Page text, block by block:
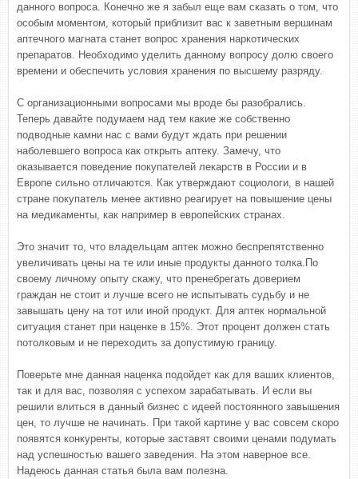
данного вопроса. Конечно же я забыл еще вам сказать о том, что
особым моментом, который приблизит вас к заветным вершинам
аптечного магната станет вопрос хранения наркотических
препаратов. Необходимо уделить данному вопросу долю своего
времени и обеспечить условия хранения по высшему разряду.
С организационными вопросами мы вроде бы разобрались.
Теперь давайте подумаем над тем какие же собственно
подводные камни нас с вами будут ждать при решении
наболевшего вопроса как открыть аптеку. Замечу, что
оказывается поведение покупателей лекарств в России и в
Европе сильно отличаются. Как утверждают социологи, в нашей
стране покупатель менее активно реагирует на повышение цены
на медикаменты, как например в европейских странах.
Это значит то, что владельцам аптек можно беспрепятственно
увеличивать цены на те или иные продукты данного толка.По
своему личному опыту скажу, что пренебрегать доверием
граждан не стоит и лучше всего не испытывать судьбу и не
завышать цену на тот или иной продукт. Для аптек нормальной
ситуация станет при наценке в 15%. Этот процент должен стать
потолковым и не переходить за допустимую границу.
Поверьте мне данная наценка подойдет как для ваших клиентов,
так и для вас, позволяя с успехом зарабатывать. И если вы
решили влиться в данный бизнес с идеей постоянного завышения
цен, то лучше не начинать. При такой картине у вас совсем скоро
появятся конкуренты, которые заставят своими ценами подумать
над успешностью вашего заведения. На этом наверное все.
Надеюсь данная статья была вам полезна.